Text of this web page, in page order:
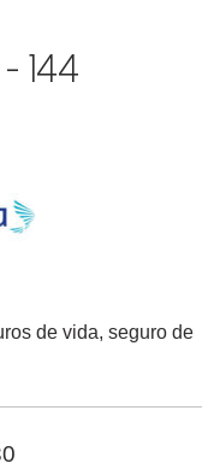
144
de vida, seguro de